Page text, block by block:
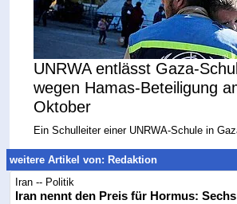
UNRWA entlässt Gaza-
wegen Hamas-Beteiligung
Oktober
Ein Schulleiter einer UNRWA-Schule in
weitere Artikel von: Redaktion
Iran -- Politik
Iran nennt den Preis für Hormus: